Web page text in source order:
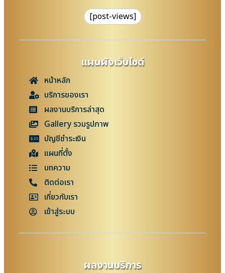
[post-views]
แผนผังเว็บไซต์
หน้าหลัก
บริการของเรา
ผลงานบริการล่าสุด
Gallery รวมรูปภาพ
บัญชีชำระเงิน
แผนที่ตั้ง
บทความ
ติดต่อเรา
เกี่ยวกับเรา
เข้าสู่ระบบ
ผลงานบริการ